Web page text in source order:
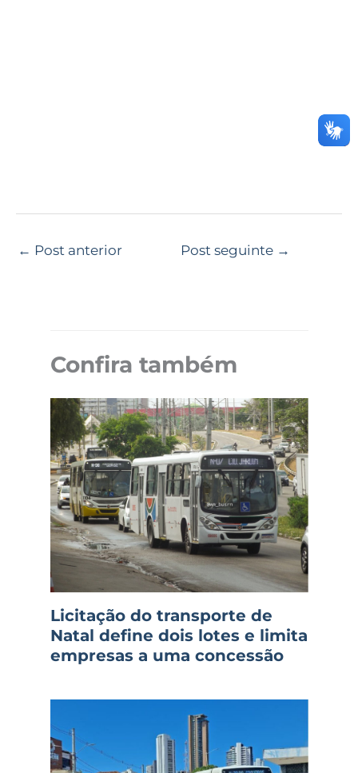
← Post anterior Post seguinte →
Confira também
Licitação do transporte de
Natal define dois lotes e limita
empresas a uma concessão